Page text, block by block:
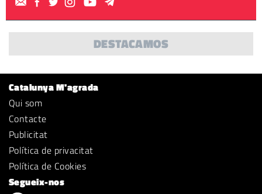
DESTACAMOS
Catalunya M'agrada
Qui som
Contacte
Publicitat
Política de privacitat
Política de Cookies
Segueix-nos